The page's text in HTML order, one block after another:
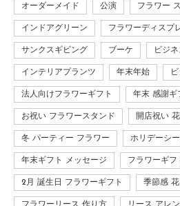
オーダーメイド 公演 フラワー
インドアグリーン フラワーディスプ
サンクスギビング ブーケ ビジ
インテリアプランツ 年末年始
法人向けフラワーギフト 年末 感謝ギ
お祝い フラワースタンド 開店祝い 花
冬 パーティー フラワー ホリデーシ
年末ギフト メッセージ フラワーギフ
2月 誕生日 フラワーギフト 季節感 花